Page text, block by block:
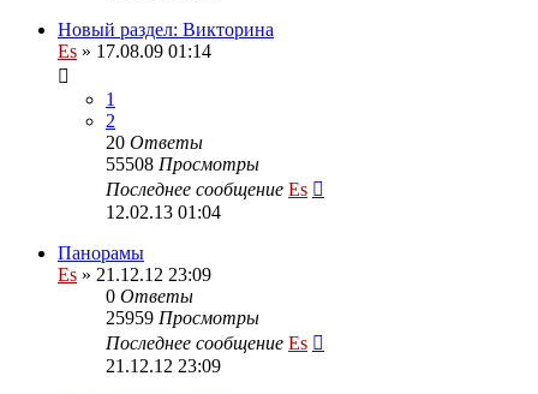
Новый раздел: Викторина
Es » 17.08.09 01:14
1
2
20 Ответы
55508 Просмотры
Последнее сообщение Es
12.02.13 01:04
Панорамы
Es » 21.12.12 23:09
0 Ответы
25959 Просмотры
Последнее сообщение Es
21.12.12 23:09